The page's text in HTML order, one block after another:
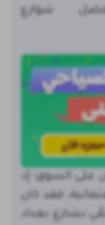
شوارع
على السوق؛ إذ
فقد كان
بشارع بغداد